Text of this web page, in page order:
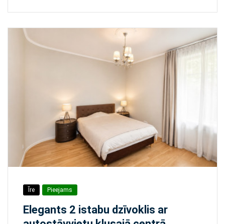
Īre Pieejams
Elegants 2 istabu dzīvoklis ar